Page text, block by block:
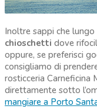
Inoltre sappi che
chioschetti dove
oppure, se preferisci
consigliamo di
rosticceria Carneficina
direttamente sotto
mangiare a Porto